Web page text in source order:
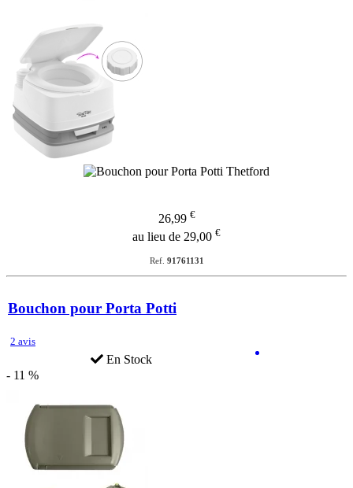
26,99 €
au lieu de 29,00 €
Ref. 91761131
Bouchon pour Porta Potti
2 avis
En Stock
- 11 %